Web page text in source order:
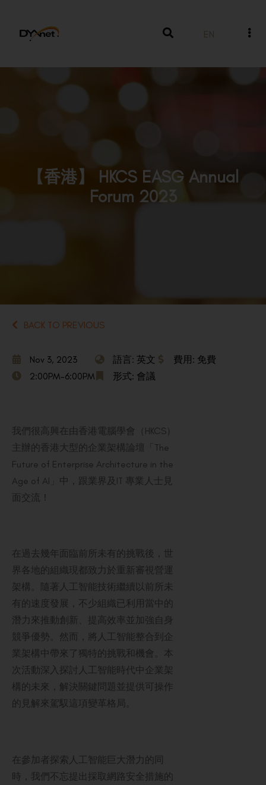
EN
【香港】 HKCS EASG Annual
Forum 2023
BACK TO PREVIOUS
Nov 3, 2023
2:00PM-6:00PM
語言: 英文
形式: 會議
費用: 免費
我們很高興在由香港電腦學會（HKCS）
主辦的香港大型的企業架構論壇「The
Future of Enterprise Architecture in the
Age of AI」中，跟業界及IT 專業人士見
面交流！
在過去幾年面臨前所未有的挑戰後，世
界各地的組織現都致力於重新審視營運
架構。隨著人工智能技術繼續以前所未
有的速度發展，不少組織已利用當中的
潛力來推動創新、提高效率並加強自身
競爭優勢。然而，將人工智能整合到企
業架構中帶來了獨特的挑戰和機會。本
次活動深入探討人工智能時代中企業架
構的未來，解決關鍵問題並提供可操作
的見解來駕馭這項變革格局。
在參加者探索人工智能巨大潛力的同
時，我們不忘提出採取網路安全措施的